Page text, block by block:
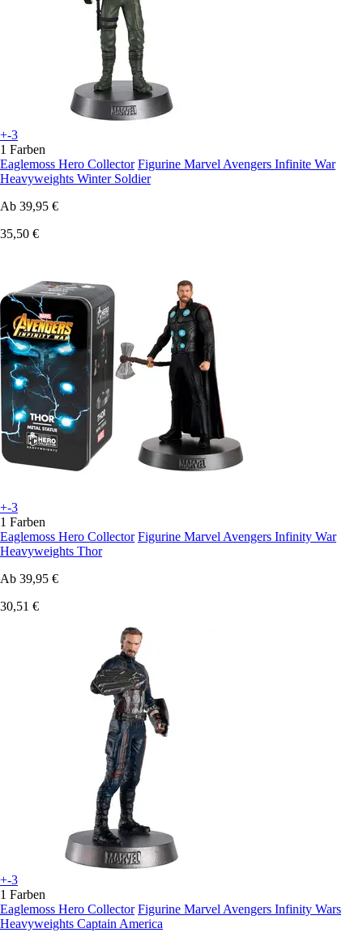
+-3
1 Farben
Eaglemoss Hero Collector Figurine Marvel Avengers Infinite War
Heavyweights Winter Soldier
Ab 39,95 €
35,50 €
+-3
1 Farben
Eaglemoss Hero Collector Figurine Marvel Avengers Infinity War
Heavyweights Thor
Ab 39,95 €
30,51 €
+-3
1 Farben
Eaglemoss Hero Collector Figurine Marvel Avengers Infinity Wars
Heavyweights Captain America